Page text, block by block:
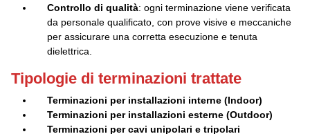
Controllo di qualità: ogni terminazione viene verificata
da personale qualificato, con prove visive e meccaniche
per assicurare una corretta esecuzione e tenuta
dielettrica.
Tipologie di terminazioni trattate
Terminazioni per installazioni interne (Indoor)
Terminazioni per installazioni esterne (Outdoor)
Terminazioni per cavi unipolari e tripolari